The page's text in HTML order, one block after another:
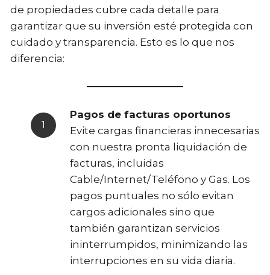
de propiedades cubre cada detalle para
garantizar que su inversión esté protegida con
cuidado y transparencia. Esto es lo que nos
diferencia:
Pagos de facturas oportunos
Evite cargas financieras innecesarias
con nuestra pronta liquidación de
facturas, incluidas
Cable/Internet/Teléfono y Gas. Los
pagos puntuales no sólo evitan
cargos adicionales sino que
también garantizan servicios
ininterrumpidos, minimizando las
interrupciones en su vida diaria.